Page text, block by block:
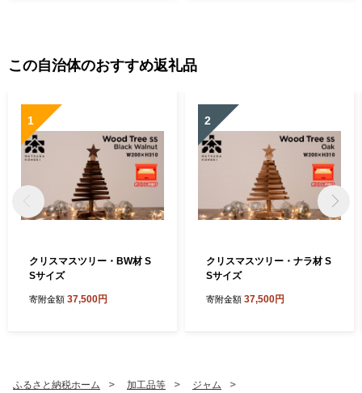
この自治体のおすすめ返礼品
1
クリスマスツリー・BW材 S
Sサイズ
寄附金額 37,500円
2
クリスマスツリー・ナラ材 S
Sサイズ
寄附金額 37,500円
ふるさと納税ホーム 加工品等 ジャム